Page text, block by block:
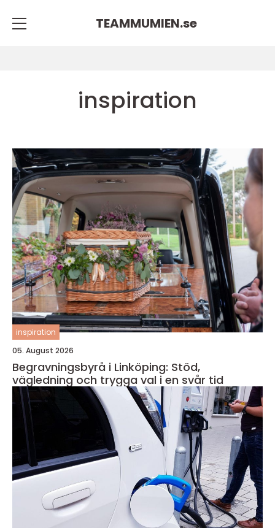
TEAMMUMIEN.se
inspiration
inspiration
05. August 2026
Begravningsbyrå i Linköping: Stöd,
vägledning och trygga val i en svår tid